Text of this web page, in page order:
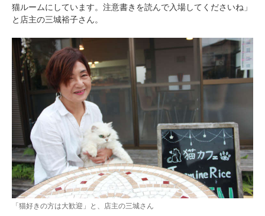
猫ルームにしています。注意書きを読んで入場してくださいね」
と店主の三城裕子さん。
「猫好きの方は大歓迎」と、店主の三城さん